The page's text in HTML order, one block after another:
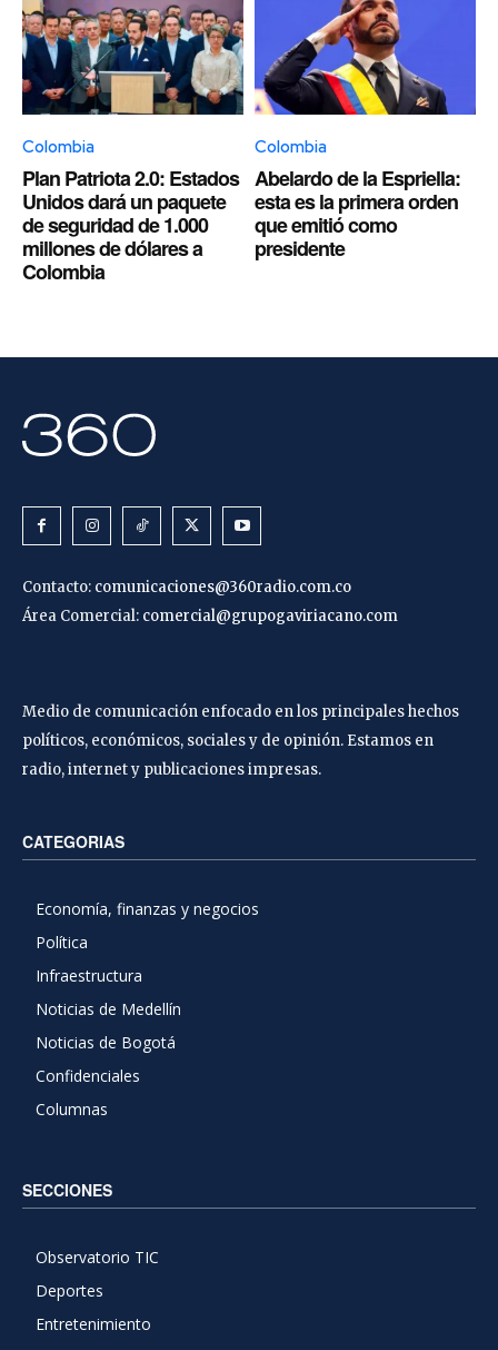
Colombia
Plan Patriota 2.0: Estados
Unidos dará un paquete
de seguridad de 1.000
millones de dólares a
Colombia
Colombia
Abelardo de la Espriella:
esta es la primera orden
que emitió como
presidente
Contacto: comunicaciones@360radio.com.co
Área Comercial: comercial@grupogaviriacano.com
Medio de comunicación enfocado en los principales hechos
políticos, económicos, sociales y de opinión. Estamos en
radio, internet y publicaciones impresas.
CATEGORIAS
Economía, finanzas y negocios
Política
Infraestructura
Noticias de Medellín
Noticias de Bogotá
Confidenciales
Columnas
SECCIONES
Observatorio TIC
Deportes
Entretenimiento